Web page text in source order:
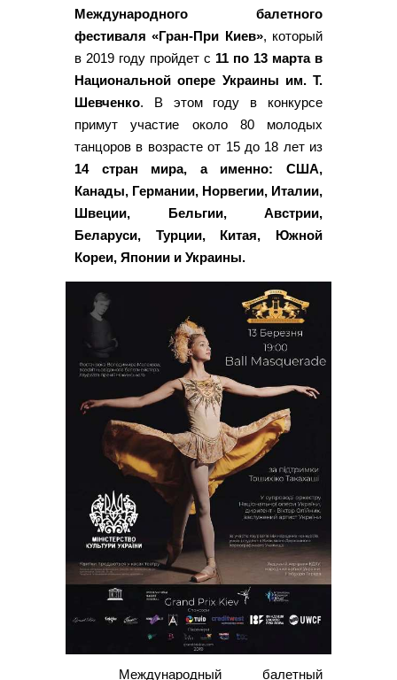
Международного балетного
фестиваля «Гран-При Киев», который
в 2019 году пройдет с 11 по 13 марта в
Национальной опере Украины им. Т.
Шевченко. В этом году в конкурсе
примут участие около 80 молодых
танцоров в возрасте от 15 до 18 лет из
14 стран мира, а именно: США,
Канады, Германии, Норвегии, Италии,
Швеции, Бельгии, Австрии,
Беларуси, Турции, Китая, Южной
Кореи, Японии и Украины.
Международный балетный